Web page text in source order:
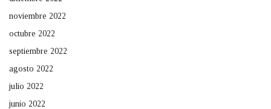
noviembre 2022
octubre 2022
septiembre 2022
agosto 2022
julio 2022
junio 2022